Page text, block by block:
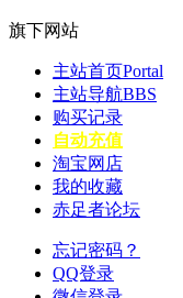
旗下网站
主站首页Portal
主站导航BBS
购买记录
自动充值
淘宝网店
我的收藏
赤足者论坛
忘记密码？
QQ登录